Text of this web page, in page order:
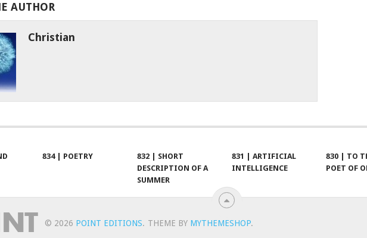
AUTHOR
Christian
834 | POETRY
832 | SHORT
DESCRIPTION OF A
SUMMER
831 | ARTIFICIAL
INTELLIGENCE
830 | TO
POET OF
© 2026 POINT EDITIONS. THEME BY MYTHEMESHOP.